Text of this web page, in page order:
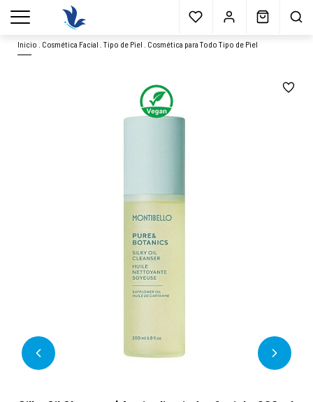
Envío gratisa partir 40€* Muestras gratis Blog
menu
Inicio Cosmética Facial .Tipo de Piel Cosmética para Todo Tipo de Piel